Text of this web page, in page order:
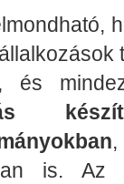
és
is. Az